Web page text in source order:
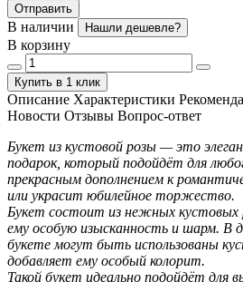
Отправить
В наличии Нашли дешевле?
В корзину
Купить в 1 клик
Описание Характеристики
Новости Отзывы Вопрос-ответ
Букет из кустовой розы — это
подарок, который подойдёт для
прекрасным дополнением к
или украсит юбилейное торжество.
Букет состоит из нежных
ему особую изысканность и шарм. В
букете могут быть использованы
добавляет ему особый колорит.
Такой букет идеально подойдёт для